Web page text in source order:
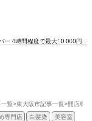
ー 4時間程度で最大10 000円...
覧>東大阪市記事一覧>開店/閉
専門店 白髪染 美容室